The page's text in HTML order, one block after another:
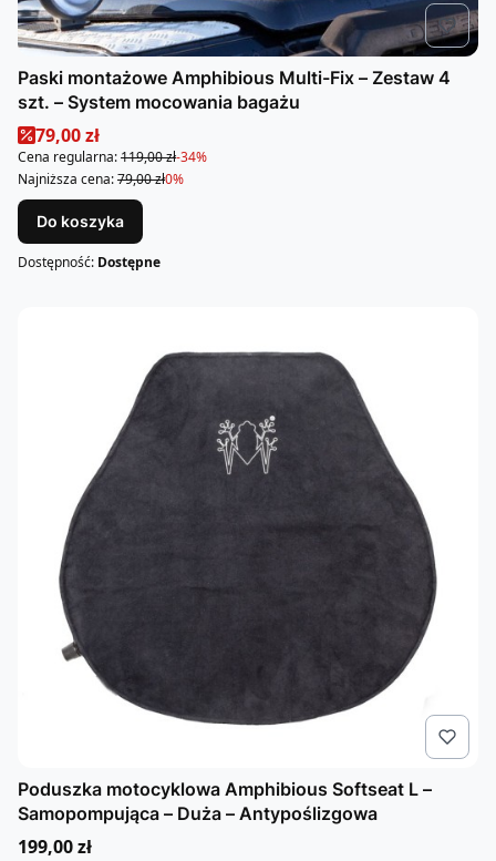
Paski montażowe Amphibious Multi-Fix – Zestaw 4
szt. – System mocowania bagażu
Cena promocyjna
79,00 zł
Cena regularna:119,00 zł-34%
Najniższa cena:79,00 zł0%
Do koszyka
Dostępność: Dostępne
Poduszka motocyklowa Amphibious Softseat L –
Samopompująca – Duża – Antypoślizgowa
Cena
199,00 zł